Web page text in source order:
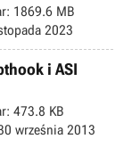
1869.6 MB
2023
i ASI
473.8 KB
września 2013